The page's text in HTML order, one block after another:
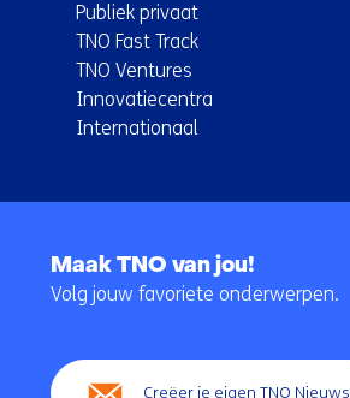
Publiek privaat
TNO Fast Track
TNO Ventures
Innovatiecentra
Internationaal
navigatie
Maak TNO van jou!
Volg jouw favoriete onderwerpen.
Creëer je eigen TNO Nieuws